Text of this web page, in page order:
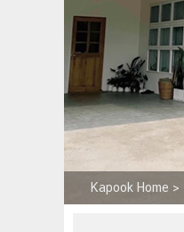
Kapook Home >